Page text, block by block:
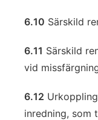
6.10 Särskild
6.11 Särskild
vid
6.12
inredning, som